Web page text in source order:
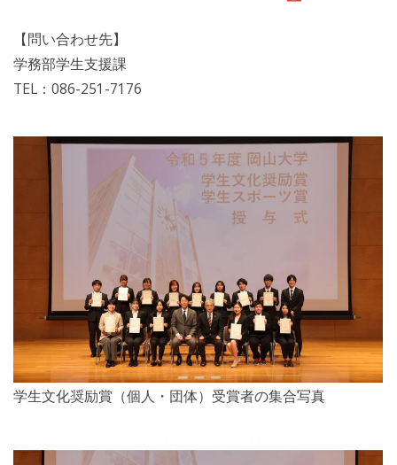
【問い合わせ先】
学務部学生支援課
TEL：086-251-7176
学生文化奨励賞（個人・団体）受賞者の集合写真